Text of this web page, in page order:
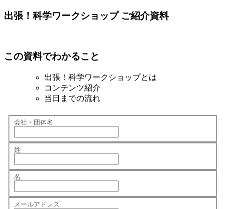
出張！科学ワークショップ ご紹介資料
この資料でわかること
出張！科学ワークショップとは
コンテンツ紹介
当日までの流れ
会社・団体名
姓
名
メールアドレス